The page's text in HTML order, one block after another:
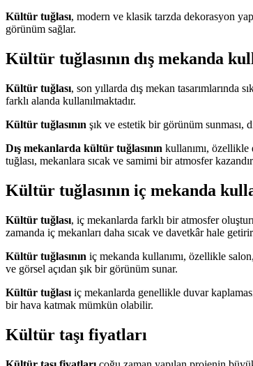
Kültür tuğlası, modern ve klasik tarzda dekorasyon
görünüm sağlar.
Kültür tuğlasının dış mekanda
Kültür tuğlası, son yıllarda dış mekan
farklı alanda kullanılmaktadır.
Kültür tuğlasının şık ve estetik bir görünüm sunması,
Dış mekanlarda kültür tuğlasının kullanımı, özellikle
tuğlası, mekanlara sıcak ve samimi bir atmosfer
Kültür tuğlasının iç mekanda
Kültür tuğlası, iç mekanlarda farklı bir atmosfer
zamanda iç mekanları daha sıcak ve davetkâr hale
Kültür tuğlasının iç mekanda kullanımı, özellikle
ve görsel açıdan şık bir görünüm sunar.
Kültür tuğlası iç mekanlarda genellikle duvar
bir hava katmak mümkün olabilir.
Kültür taşı fiyatları